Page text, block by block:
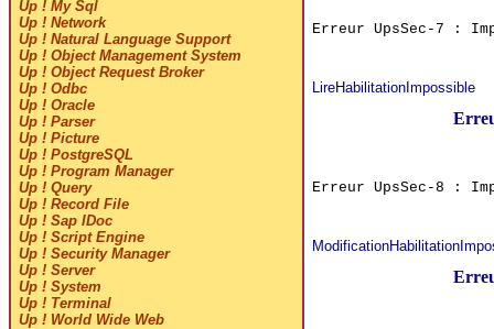
Up ! My Sql
Up ! Network
Up ! Natural Language Support
Up ! Object Management System
Up ! Object Request Broker
Up ! Odbc
Up ! Oracle
Up ! Parser
Up ! Picture
Up ! PostgreSQL
Up ! Program Manager
Up ! Query
Up ! Record File
Up ! Sap IDoc
Up ! Script Engine
Up ! Security Manager
Up ! Server
Up ! System
Up ! Terminal
Up ! World Wide Web
Erreur UpsSec-7 :
LireHabilitationImpossible
Erreur UpsSec-8 :